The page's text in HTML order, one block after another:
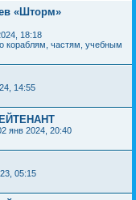
«Шторм»
18:18
кораблям, частям, учебным
14:55
янв 2024, 20:40
05:15